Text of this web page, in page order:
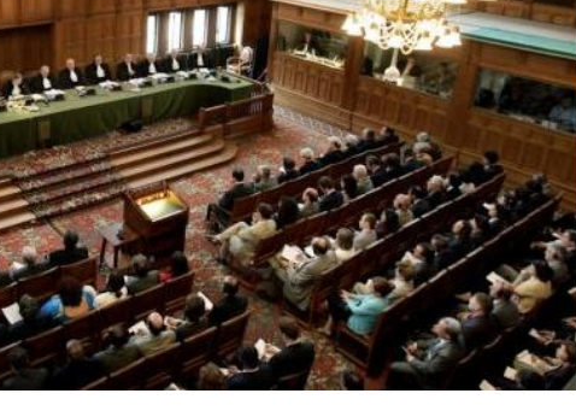
-Τσίπρα.
ΑΠΟΨΕΙΣ
παράταξης: Ο λαός θέλει, αλλά τα κόμματα της αντιπολίτευσης δεν
«τα χρόνια της αθωότητας;» Το «αίνιγμα»και η «λύση» του μέσα από τον
Υπερταμείου και οι Ρήτρες του ESM
ΑΠΟΨΕΙΣ
ισχύς για την Ελλάδα
ΑΠΟΨΕΙΣ
και εγελοιοποιήθη εμφανιζόμενη»: Το άδοξο βήμα της Μ. Καρυστιανού